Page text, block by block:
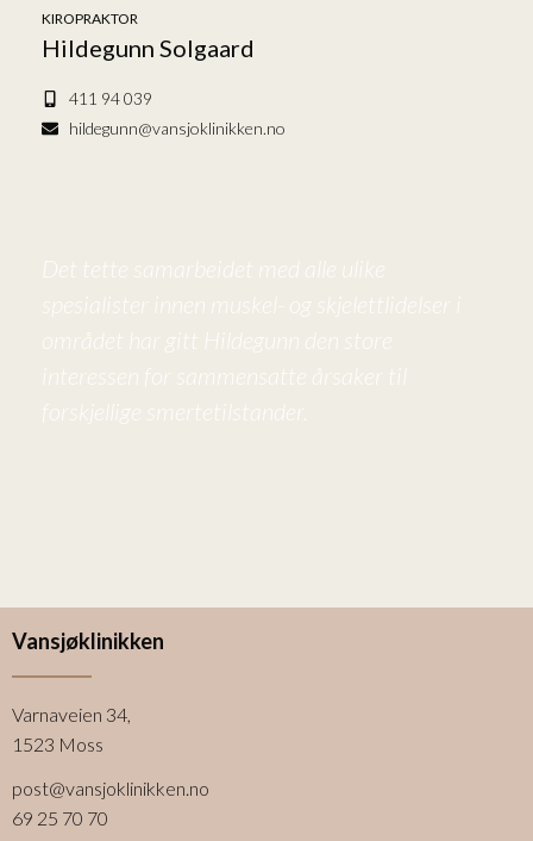
KIROPRAKTOR
Hildegunn Solgaard
411 94 039
hildegunn@vansjoklinikken.no
Det tette samarbeidet med alle ulike
spesialister innen muskel- og skjelettlidelser i
området har gitt Hildegunn den store
interessen for sammensatte årsaker til
forskjellige smertetilstander.
Vansjøklinikken
Varnaveien 34,
1523 Moss
post@vansjoklinikken.no
69 25 70 70